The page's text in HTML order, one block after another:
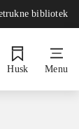
bibliotek
Husk Menu